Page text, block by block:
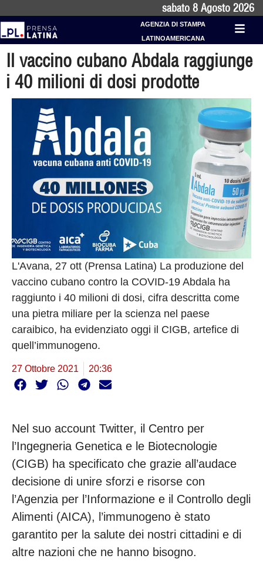
sabato 8 Agosto 2026
AGENZIA DI STAMPA
LATINOAMERICANA
Il vaccino cubano Abdala raggiunge
i 40 milioni di dosi prodotte
L'Avana, 27 ott (Prensa Latina) La produzione del
vaccino cubano contro la COVID-19 Abdala ha
raggiunto i 40 milioni di dosi, cifra descritta come
una pietra miliare per la scienza nel paese
caraibico, ha evidenziato oggi il CIGB, artefice di
quell’immunogeno.
27 Ottobre 2021 20:36
Nel suo account Twitter, il Centro per
l’Ingegneria Genetica e le Biotecnologie
(CIGB) ha specificato che grazie all’audace
decisione di unire sforzi e risorse con
l’Agenzia per l’Informazione e il Controllo degli
Alimenti (AICA), l’immunogeno è stato
garantito per la salute dei nostri cittadini e di
altre nazioni che ne hanno bisogno.